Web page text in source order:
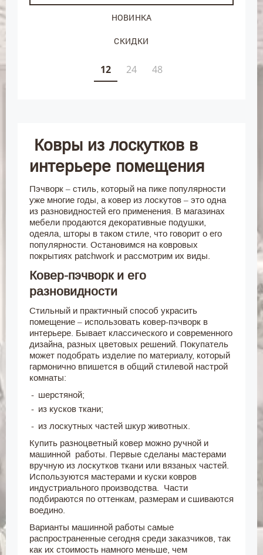
НОВИНКА
СКИДКИ
12 24 48
Ковры из лоскутков в
интерьере помещения
Пэчворк – стиль, который на пике популярности
уже многие годы, а ковер из лоскутов – это одна
из разновидностей его применения. В магазинах
мебели продаются декоративные подушки,
одеяла, шторы в таком стиле, что говорит о его
популярности. Остановимся на ковровых
покрытиях рatchwork и рассмотрим их виды.
Ковер-пэчворк и его
разновидности
Стильный и практичный способ украсить
помещение – использовать ковер-пэчворк в
интерьере. Бывает классического и современного
дизайна, разных цветовых решений. Покупатель
может подобрать изделие по материалу, который
гармонично впишется в общий стилевой настрой
комнаты:
шерстяной;
из кусков ткани;
из лоскутных частей шкур животных.
Купить разноцветный ковер можно ручной и
машинной работы. Первые сделаны мастерами
вручную из лоскутков ткани или вязаных частей.
Используются мастерами и куски ковров
индустриального производства. Части
подбираются по оттенкам, размерам и сшиваются
воедино.
Варианты машинной работы самые
распространенные сегодня среди заказчиков, так
как их стоимость намного меньше, чем